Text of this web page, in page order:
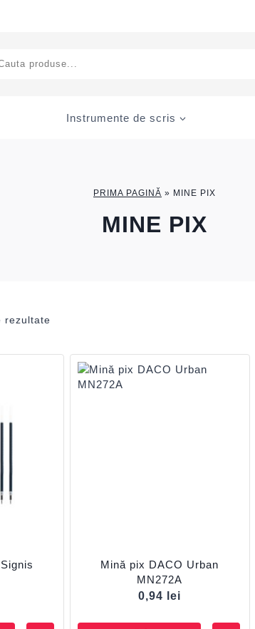
Instrumente de scris
PRIMA PAGINĂ » MINE PIX
MINE PIX
rezultate
Mină pix DACO Urban
MN272A
0,94
lei